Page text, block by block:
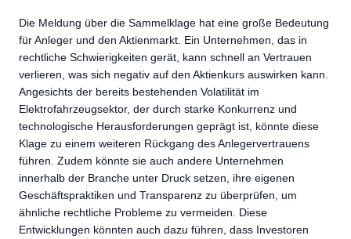
Die Meldung über die Sammelklage hat eine große Bedeutung
für Anleger und den Aktienmarkt. Ein Unternehmen, das in
rechtliche Schwierigkeiten gerät, kann schnell an Vertrauen
verlieren, was sich negativ auf den Aktienkurs auswirken kann.
Angesichts der bereits bestehenden Volatilität im
Elektrofahrzeugsektor, der durch starke Konkurrenz und
technologische Herausforderungen geprägt ist, könnte diese
Klage zu einem weiteren Rückgang des Anlegervertrauens
führen. Zudem könnte sie auch andere Unternehmen
innerhalb der Branche unter Druck setzen, ihre eigenen
Geschäftspraktiken und Transparenz zu überprüfen, um
ähnliche rechtliche Probleme zu vermeiden. Diese
Entwicklungen könnten auch dazu führen, dass Investoren